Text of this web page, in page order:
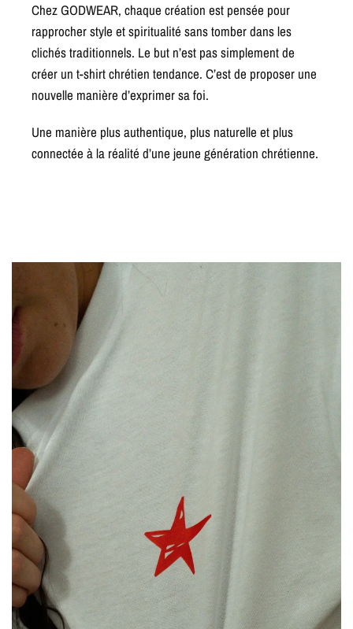
Chez GODWEAR, chaque création est pensée pour
rapprocher style et spiritualité sans tomber dans les
clichés traditionnels. Le but n’est pas simplement de
créer un t-shirt chrétien tendance. C’est de proposer une
nouvelle manière d’exprimer sa foi.
Une manière plus authentique, plus naturelle et plus
connectée à la réalité d’une jeune génération chrétienne.